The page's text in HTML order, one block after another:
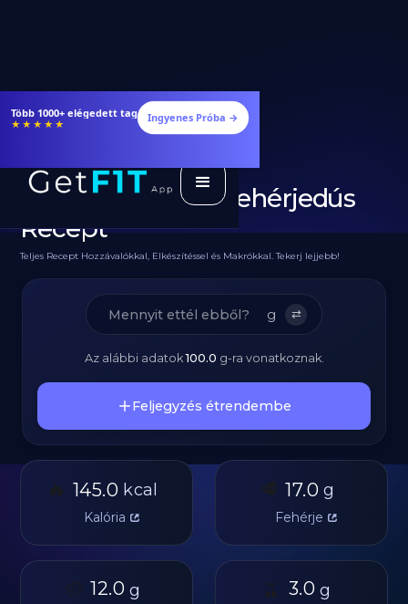
Étrendek, receptek és edzéstervek
★★★★★ Ingyenes Próba →
Csirke-Gyros Tál
Sültkrumplival - Fehérjedús
Recept
Teljes Recept Hozzávalókkal, Elkészítéssel és Makrókkal. Tekerj lejjebb!
g ⇄
Az alábbi adatok100.0 g-ra vonatkoznak.
Feljegyzés étrendembe
🔥 145.0 kcal
Kalória
🥩 17.0 g
Fehérje
🥔 12.0 g 🫒 3.0 g